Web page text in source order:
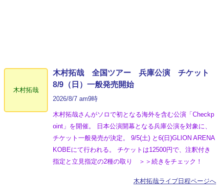
木村拓哉
木村拓哉 全国ツアー 兵庫公演 チケット
8/9（日）一般発売開始
2026/8/7 am9時
木村拓哉さんがソロで初となる海外を含む公演「Checkp
oint」を開催。 日本公演開幕となる兵庫公演を対象に、
チケット一般発売が決定。 9/5(土) と6(日)GLION ARENA
KOBEにて行われる。 チケットは12500円で、注釈付き
指定と立見指定の2種の取り ＞＞続きをチェック！
木村拓哉ライブ日程ページへ